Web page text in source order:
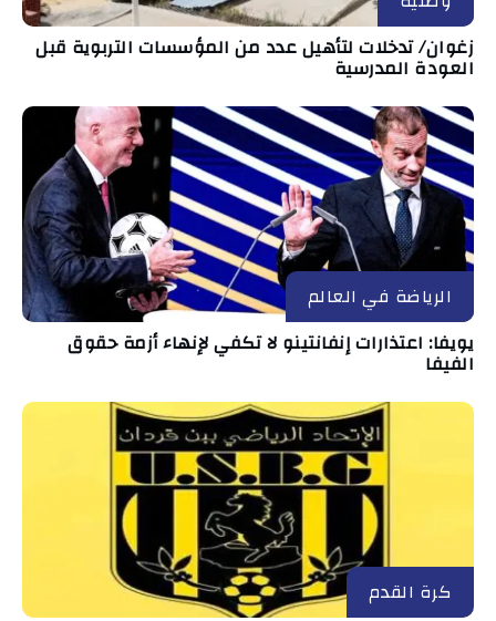
زغوان/ تدخلات لتأهيل عدد من المؤسسات التربوية قبل
العودة المدرسية
الرياضة في العالم
يويفا: اعتذارات إنفانتينو لا تكفي لإنهاء أزمة حقوق
الفيفا
كرة القدم